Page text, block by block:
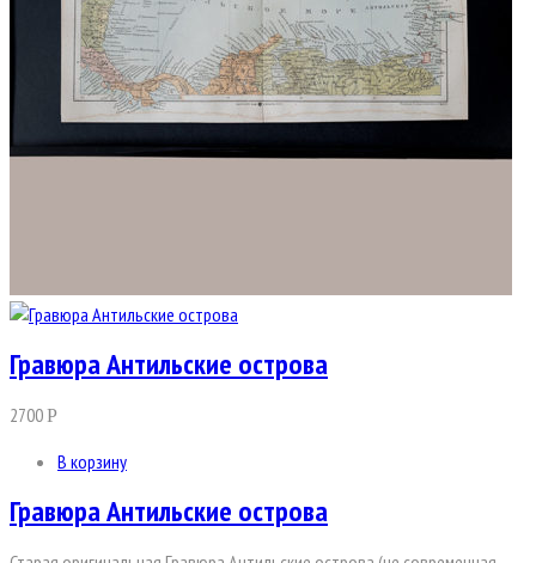
Гравюра Антильские острова
2700Р
В корзину
Гравюра Антильские острова